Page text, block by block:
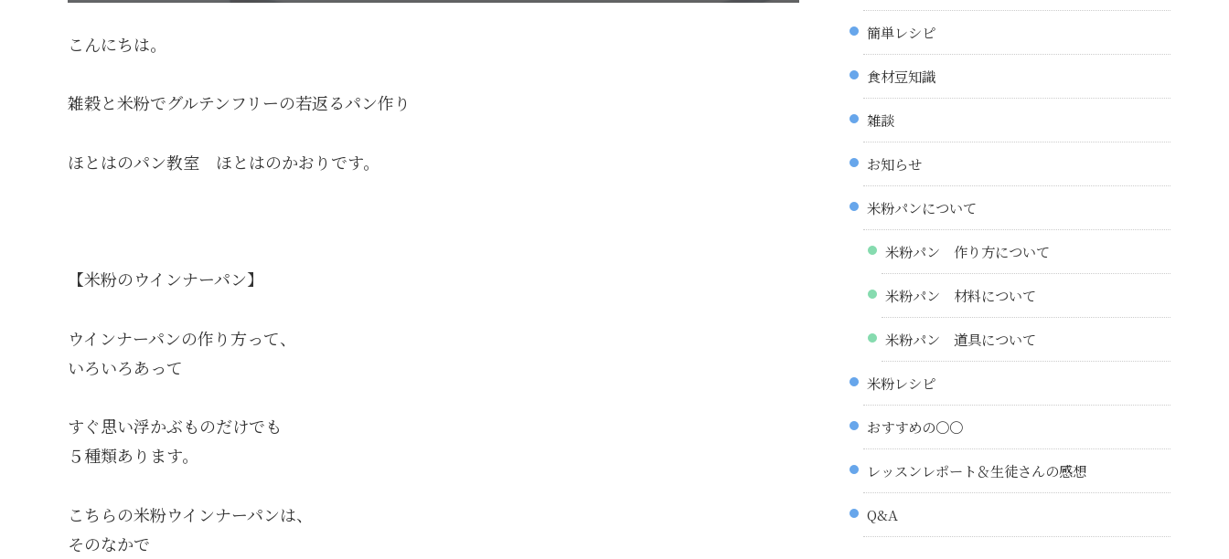
こんにちは。
雑穀と米粉でグルテンフリーの若返るパン作り
ほとはのパン教室 ほとはのかおりです。
【米粉のウインナーパン】
ウインナーパンの作り方って、
いろいろあって
すぐ思い浮かぶものだけでも
５種類あります。
こちらの米粉ウインナーパンは、
そのなかで
簡単レシピ
食材豆知識
雑談
お知らせ
米粉パンについて
米粉パン 作り方について
米粉パン 材料について
米粉パン 道具について
米粉レシピ
おすすめの〇〇
レッスンレポート＆生徒さんの感想
Q&A